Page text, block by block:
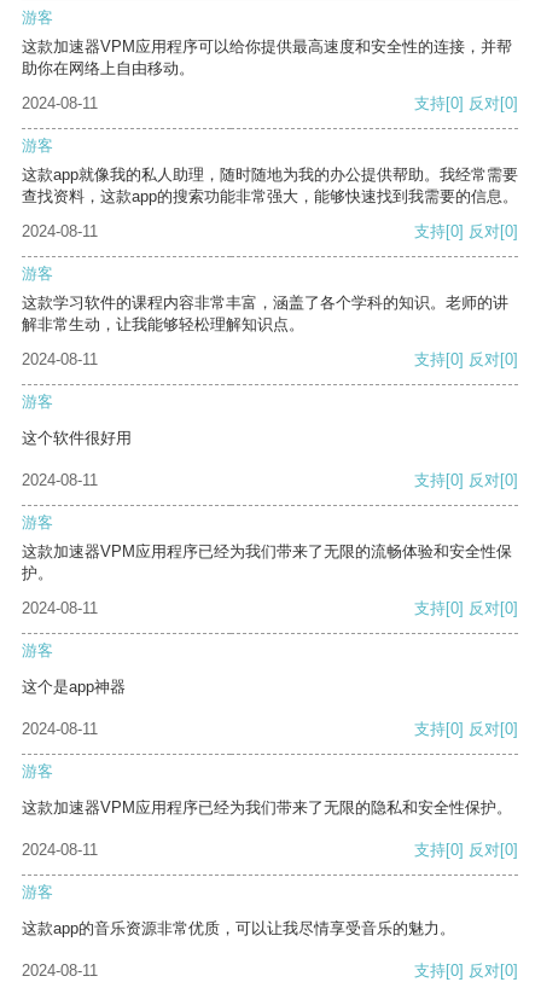
游客
这款加速器VPM应用程序可以给你提供最高速度和安全性的连接，并帮
助你在网络上自由移动。
2024-08-11
支持[0] 反对[0]
游客
这款app就像我的私人助理，随时随地为我的办公提供帮助。我经常需要
查找资料，这款app的搜索功能非常强大，能够快速找到我需要的信息。
2024-08-11
支持[0] 反对[0]
游客
这款学习软件的课程内容非常丰富，涵盖了各个学科的知识。老师的讲
解非常生动，让我能够轻松理解知识点。
2024-08-11
支持[0] 反对[0]
游客
这个软件很好用
2024-08-11 支持[0] 反对[0]
游客
这款加速器VPM应用程序已经为我们带来了无限的流畅体验和安全性保
护。
2024-08-11
支持[0] 反对[0]
游客
这个是app神器
2024-08-11 支持[0] 反对[0]
游客
这款加速器VPM应用程序已经为我们带来了无限的隐私和安全性保护。
2024-08-11 支持[0] 反对[0]
游客
这款app的音乐资源非常优质，可以让我尽情享受音乐的魅力。
2024-08-11 支持[0] 反对[0]